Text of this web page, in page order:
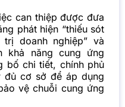
can thiệp được đưa
phát hiện “thiếu sót
doanh nghiệp” và
khả năng cung ứng
bố chi tiết, chính phủ
đủ cơ sở để áp dụng
vệ chuỗi cung ứng